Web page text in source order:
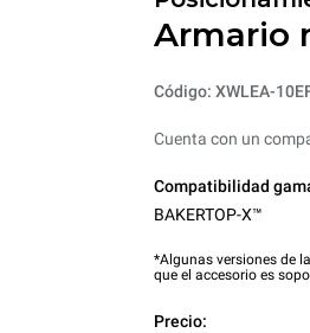
Armario
Código: XWLEA-
Cuenta con un
Compatibilidad
BAKERTOP-X™
*Algunas versiones de
que el accesorio es
Precio: